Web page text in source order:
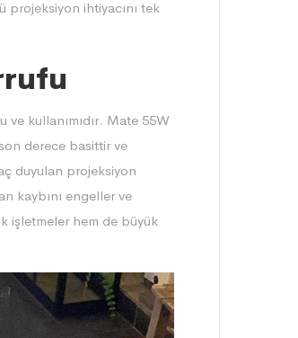
projeksiyon ihtiyacını tek
kullanımıdır. Mate 55W
derece basittir ve
duyulan projeksiyon
kaybını engeller ve
işletmeler hem de büyük